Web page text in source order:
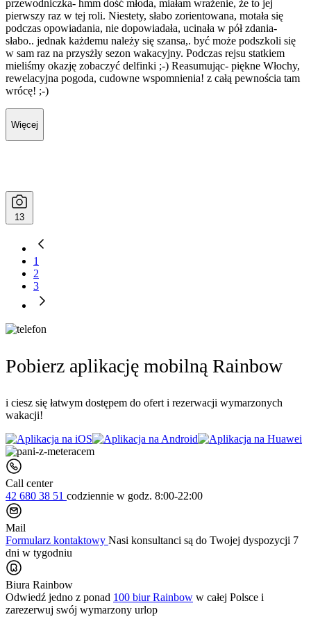
przewodniczka- hmm dość młoda, miałam wrażenie, że to jej
pierwszy raz w tej roli. Niestety, słabo zorientowana, motała się
podczas opowiadania, nie dopowiadała, ucinała w pół zdania-
słabo.. jednak każdemu należy się szansa,. być może podszkoli się
w sam raz na przysżły sezon wakacyjny. Podczas rejsu statkiem
mieliśmy okazję zobaczyć delfinki ;-) Reasumując- piękne Włochy,
rewelacyjna pogoda, cudowne wspomnienia! z całą pewnościa tam
wrócę! ;-)
Więcej
13
1
2
3
Pobierz aplikację mobilną Rainbow
i ciesz się łatwym dostępem do ofert i rezerwacji wymarzonych
wakacji!
Call center
42 680 38 51 codziennie w godz. 8:00-22:00
Mail
Formularz kontaktowy Nasi konsultanci są do Twojej dyspozycji 7
dni w tygodniu
Biura Rainbow
Odwiedź jedno z ponad 100 biur Rainbow w całej Polsce i
zarezerwuj swój wymarzony urlop